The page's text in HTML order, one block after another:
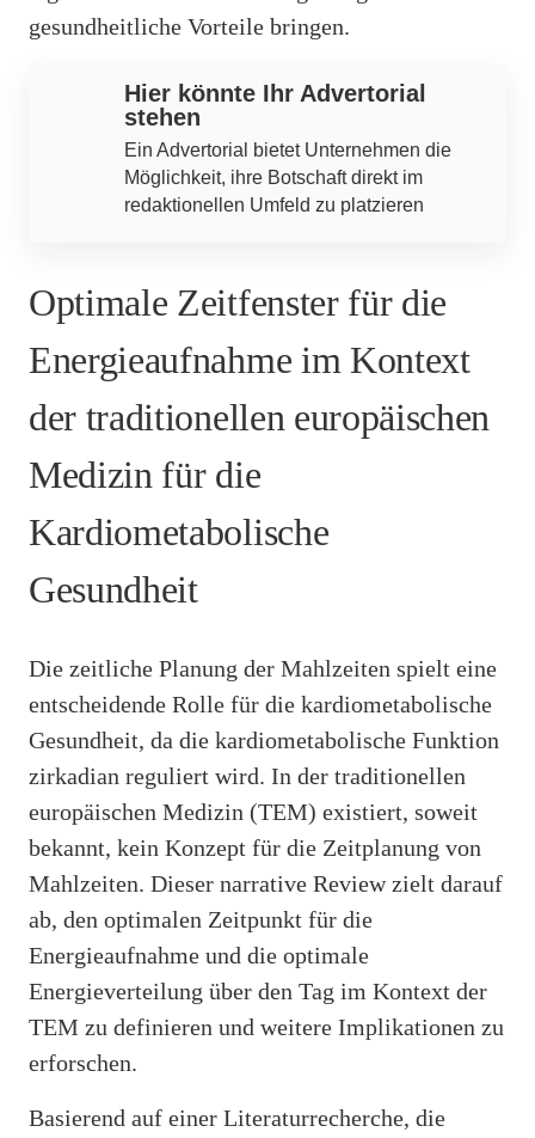
gesundheitliche Vorteile bringen.
Hier könnte Ihr Advertorial
stehen
Ein Advertorial bietet Unternehmen die
Möglichkeit, ihre Botschaft direkt im
redaktionellen Umfeld zu platzieren
Optimale Zeitfenster für die
Energieaufnahme im Kontext
der traditionellen europäischen
Medizin für die
Kardiometabolische
Gesundheit
Die zeitliche Planung der Mahlzeiten spielt eine
entscheidende Rolle für die kardiometabolische
Gesundheit, da die kardiometabolische Funktion
zirkadian reguliert wird. In der traditionellen
europäischen Medizin (TEM) existiert, soweit
bekannt, kein Konzept für die Zeitplanung von
Mahlzeiten. Dieser narrative Review zielt darauf
ab, den optimalen Zeitpunkt für die
Energieaufnahme und die optimale
Energieverteilung über den Tag im Kontext der
TEM zu definieren und weitere Implikationen zu
erforschen.
Basierend auf einer Literaturrecherche, die